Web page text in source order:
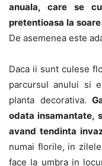
anuala, care se
pretentioasa la
De asemenea este
Daca ii sunt culese
parcursul anului si
planta decorativa.
odata insamantate,
avand tendinta
numai florile, in
face la umbra in